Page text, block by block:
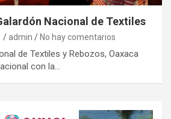
Nacional de Textiles
admin No hay comentarios
de Textiles y Rebozos, Oaxaca
con la…